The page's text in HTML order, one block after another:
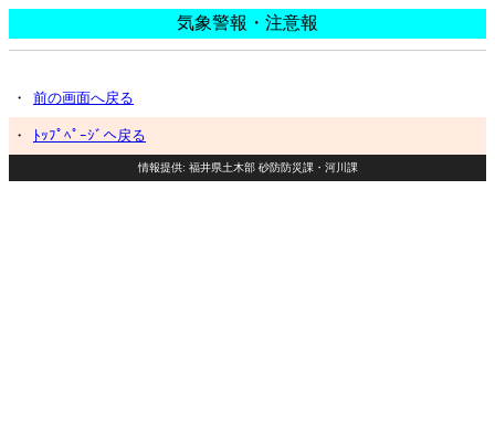
気象警報・注意報
・ 前の画面へ戻る
・ ﾄｯﾌﾟﾍﾟｰｼﾞへ戻る
情報提供: 福井県土木部 砂防防災課・河川課